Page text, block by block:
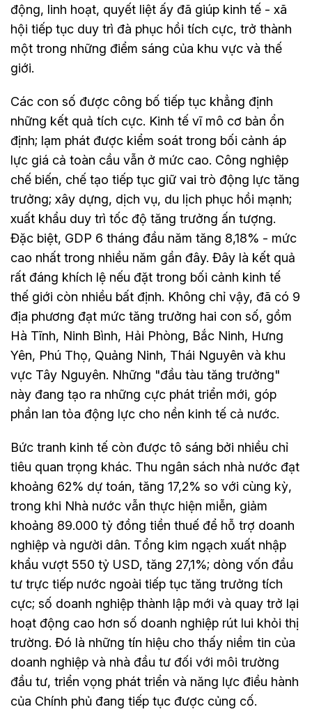
động, linh hoạt, quyết liệt ấy đã giúp kinh tế - xã
hội tiếp tục duy trì đà phục hồi tích cực, trở thành
một trong những điểm sáng của khu vực và thế
giới.
Các con số được công bố tiếp tục khẳng định
những kết quả tích cực. Kinh tế vĩ mô cơ bản ổn
định; lạm phát được kiểm soát trong bối cảnh áp
lực giá cả toàn cầu vẫn ở mức cao. Công nghiệp
chế biến, chế tạo tiếp tục giữ vai trò động lực tăng
trưởng; xây dựng, dịch vụ, du lịch phục hồi mạnh;
xuất khẩu duy trì tốc độ tăng trưởng ấn tượng.
Đặc biệt, GDP 6 tháng đầu năm tăng 8,18% - mức
cao nhất trong nhiều năm gần đây. Đây là kết quả
rất đáng khích lệ nếu đặt trong bối cảnh kinh tế
thế giới còn nhiều bất định. Không chỉ vậy, đã có 9
địa phương đạt mức tăng trưởng hai con số, gồm
Hà Tĩnh, Ninh Bình, Hải Phòng, Bắc Ninh, Hưng
Yên, Phú Thọ, Quảng Ninh, Thái Nguyên và khu
vực Tây Nguyên. Những "đầu tàu tăng trưởng"
này đang tạo ra những cực phát triển mới, góp
phần lan tỏa động lực cho nền kinh tế cả nước.
Bức tranh kinh tế còn được tô sáng bởi nhiều chỉ
tiêu quan trọng khác. Thu ngân sách nhà nước đạt
khoảng 62% dự toán, tăng 17,2% so với cùng kỳ,
trong khi Nhà nước vẫn thực hiện miễn, giảm
khoảng 89.000 tỷ đồng tiền thuế để hỗ trợ doanh
nghiệp và người dân. Tổng kim ngạch xuất nhập
khẩu vượt 550 tỷ USD, tăng 27,1%; dòng vốn đầu
tư trực tiếp nước ngoài tiếp tục tăng trưởng tích
cực; số doanh nghiệp thành lập mới và quay trở lại
hoạt động cao hơn số doanh nghiệp rút lui khỏi thị
trường. Đó là những tín hiệu cho thấy niềm tin của
doanh nghiệp và nhà đầu tư đối với môi trường
đầu tư, triển vọng phát triển và năng lực điều hành
của Chính phủ đang tiếp tục được củng cố.